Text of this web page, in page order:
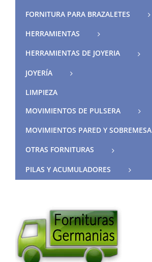
FORNITURA PARA BRAZALETES
HERRAMIENTAS
HERRAMIENTAS DE JOYERIA
JOYERÍA
LIMPIEZA
MOVIMIENTOS DE PULSERA
MOVIMIENTOS PARED Y SOBREMESA
OTRAS FORNITURAS
PILAS Y ACUMULADORES